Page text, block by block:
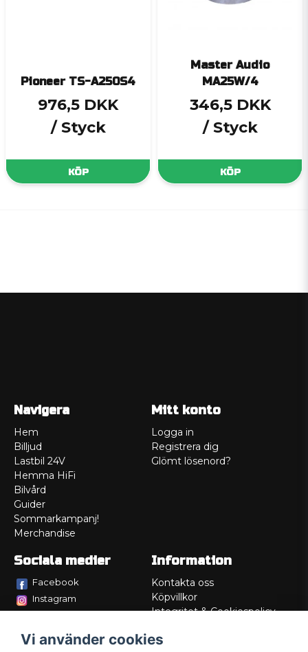
Pioneer TS-A250S4
976,5 DKK
/ Styck
KÖP
Master Audio
MA25W/4
346,5 DKK
/ Styck
KÖP
Navigera
Hem
Billjud
Lastbil 24V
Hemma HiFi
Bilvård
Guider
Sommarkampanj!
Merchandise
Mitt konto
Logga in
Registrera dig
Glömt lösenord?
Sociala medier
Facebook
Instagram
Information
Kontakta oss
Köpvillkor
Integritet & Cookiespolicy
Service/Garanti
Vi använder cookies